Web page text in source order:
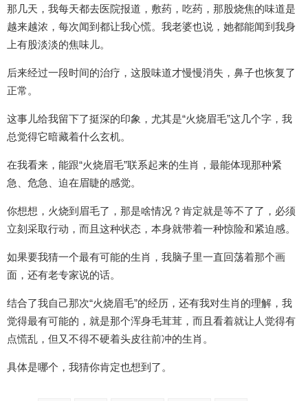
那几天，我每天都去医院报道，敷药，吃药，那股烧焦的味道是
越来越浓，每次闻到都让我心慌。我老婆也说，她都能闻到我身
上有股淡淡的焦味儿。
后来经过一段时间的治疗，这股味道才慢慢消失，鼻子也恢复了
正常。
这事儿给我留下了挺深的印象，尤其是“火烧眉毛”这几个字，我
总觉得它暗藏着什么玄机。
在我看来，能跟“火烧眉毛”联系起来的生肖，最能体现那种紧
急、危急、迫在眉睫的感觉。
你想想，火烧到眉毛了，那是啥情况？肯定就是等不了了，必须
立刻采取行动，而且这种状态，本身就带着一种惊险和紧迫感。
如果要我猜一个最有可能的生肖，我脑子里一直回荡着那个画
面，还有老专家说的话。
结合了我自己那次“火烧眉毛”的经历，还有我对生肖的理解，我
觉得最有可能的，就是那个浑身毛茸茸，而且看着就让人觉得有
点慌乱，但又不得不硬着头皮往前冲的生肖。
具体是哪个，我猜你肯定也想到了。